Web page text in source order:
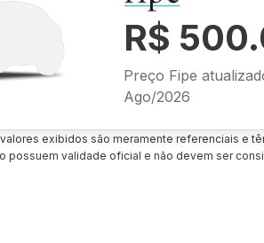
R$
Preço Fipe
Ago/2026
exibidos são meramente referenciais e
possuem validade oficial e não devem ser